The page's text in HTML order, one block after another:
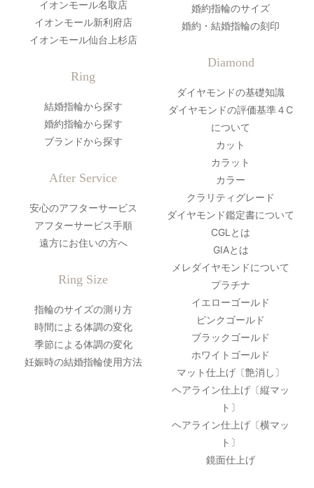
イオンモール名取店
イオンモール新利府店
イオンモール仙台上杉店
Ring
結婚指輪から探す
婚約指輪から探す
ブランドから探す
After Service
安心のアフターサービス
アフターサービス手順
遠方にお住いの方へ
Ring Size
指輪のサイズの測り方
時間による体調の変化
季節による体調の変化
妊娠時の結婚指輪使用方法
婚約指輪のサイズ
婚約・結婚指輪の刻印
Diamond
ダイヤモンドの基礎知識
ダイヤモンドの評価基準４C
について
カット
カラット
カラー
クラリティグレード
ダイヤモンド鑑定書について
CGLとは
GIAとは
メレダイヤモンドについて
プラチナ
イエローゴールド
ピンクゴールド
ブラックゴールド
ホワイトゴールド
マット仕上げ〔艶消し〕
ヘアライン仕上げ〔縦マッ
ト〕
ヘアライン仕上げ〔横マッ
ト〕
鏡面仕上げ